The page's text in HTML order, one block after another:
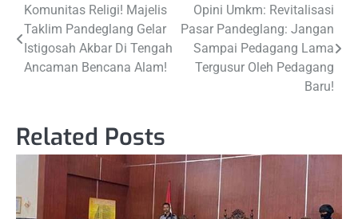
Post
navigation
Komunitas Religi! Majelis
Taklim Pandeglang Gelar
Istigosah Akbar Di Tengah
Ancaman Bencana Alam!
Opini Umkm: Revitalisasi
Pasar Pandeglang: Jangan
Sampai Pedagang Lama
Tergusur Oleh Pedagang
Baru!
Related Posts